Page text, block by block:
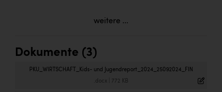
weitere ...
Dokumente (3)
PKU_WIRTSCHAFT_Kids- und Jugendreport_2024_25092024_FIN
.docx 772 KB